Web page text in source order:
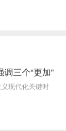
三个“更加”
现代化关键时